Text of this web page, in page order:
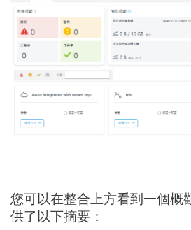
您可以在整合上方看到一個概
供了以下摘要：